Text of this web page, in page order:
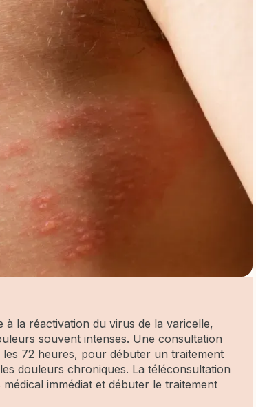
la réactivation du virus de la varicelle,
souvent intenses. Une consultation
les 72 heures, pour débuter un traitement
douleurs chroniques. La téléconsultation
immédiat et débuter le traitement